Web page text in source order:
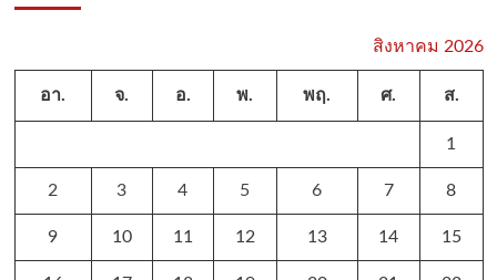
สิงหาคม 2026
อา. จ. อ. พ. พฤ. ศ. ส.
1
2 3 4 5 6 7 8
9 10 11 12 13 14 15